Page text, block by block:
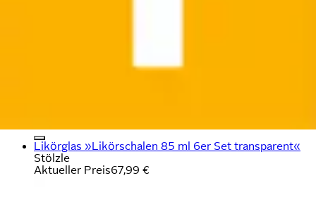
Likörglas »Likörschalen 85 ml 6er Set transparent«
Stölzle
Aktueller Preis67,99 €